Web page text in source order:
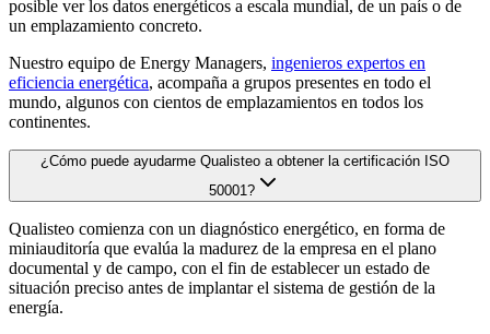
posible ver los datos energéticos a escala mundial, de un país o de
un emplazamiento concreto.
Nuestro equipo de Energy Managers, ingenieros expertos en
eficiencia energética, acompaña a grupos presentes en todo el
mundo, algunos con cientos de emplazamientos en todos los
continentes.
¿Cómo puede ayudarme Qualisteo a obtener la certificación ISO
50001?
Qualisteo comienza con un diagnóstico energético, en forma de
miniauditoría que evalúa la madurez de la empresa en el plano
documental y de campo, con el fin de establecer un estado de
situación preciso antes de implantar el sistema de gestión de la
energía.